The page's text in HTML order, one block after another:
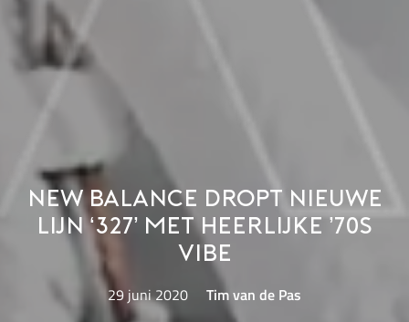
New Balance dropt nieuwe
lijn ‘327’ met heerlijke ’70s
vibe
29 juni 2020 Tim van de Pas